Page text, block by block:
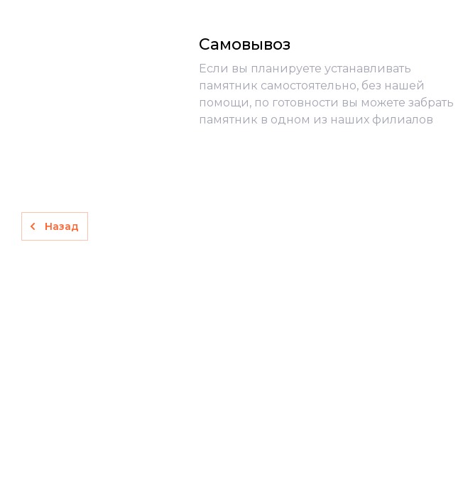
Самовывоз
Если вы планируете устанавливать
памятник самостоятельно, без нашей
помощи, по готовности вы можете забрать
памятник в одном из наших филиалов
Назад